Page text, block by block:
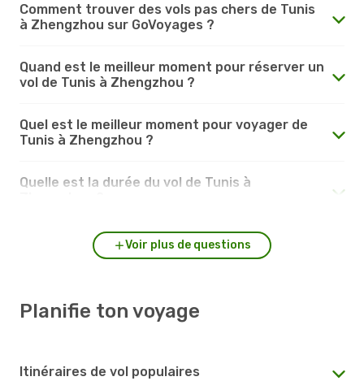
Comment trouver des vols pas chers de Tunis
à Zhengzhou sur GoVoyages ?
Quand est le meilleur moment pour réserver un
vol de Tunis à Zhengzhou ?
Quel est le meilleur moment pour voyager de
Tunis à Zhengzhou ?
Quelle est la durée du vol de Tunis à
Voir plus de questions
Planifie ton voyage
Itinéraires de vol populaires